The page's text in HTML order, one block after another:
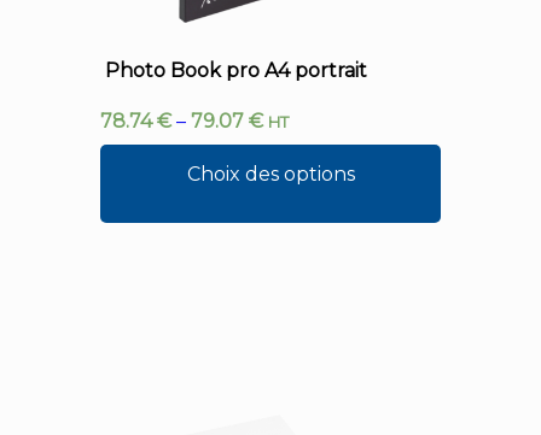
Photo Book pro A4 portrait
78.74€– 79.07 € HT
Choix des options